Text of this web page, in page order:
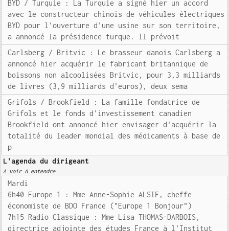
BYD / Turquie : La Turquie a signé hier un accord
avec le constructeur chinois de véhicules électriques
BYD pour l'ouverture d'une usine sur son territoire,
a annoncé la présidence turque. Il prévoit
Carlsberg / Britvic : Le brasseur danois Carlsberg a
annoncé hier acquérir le fabricant britannique de
boissons non alcoolisées Britvic, pour 3,3 milliards
de livres (3,9 milliards d'euros), deux sema
Grifols / Brookfield : La famille fondatrice de
Grifols et le fonds d'investissement canadien
Brookfield ont annoncé hier envisager d'acquérir la
totalité du leader mondial des médicaments à base de
p
L'agenda du dirigeant
A voir A entendre
Mardi
6h40 Europe 1 : Mme Anne-Sophie ALSIF, cheffe
économiste de BDO France ("Europe 1 Bonjour")
7h15 Radio Classique : Mme Lisa THOMAS-DARBOIS,
directrice adjointe des études France à l'Institut